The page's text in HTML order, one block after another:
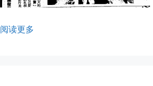
阅读更多